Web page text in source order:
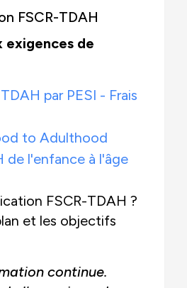
FSCR-TDAH
exigences de
par PESI - Frais
to Adulthood
de l'enfance à l'âge
FSCR-TDAH ?
et les objectifs
continue.